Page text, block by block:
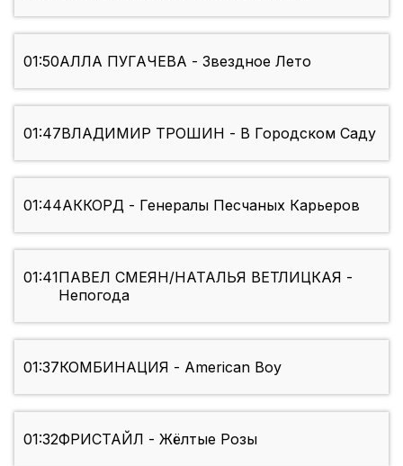
01:50АЛЛА ПУГАЧЕВА - Звездное Лето
01:47ВЛАДИМИР ТРОШИН - В Городском Саду
01:44АККОРД - Генералы Песчаных Карьеров
01:41ПАВЕЛ СМЕЯН/НАТАЛЬЯ ВЕТЛИЦКАЯ -
Непогода
01:37КОМБИНАЦИЯ - American Boy
01:32ФРИСТАЙЛ - Жёлтые Розы